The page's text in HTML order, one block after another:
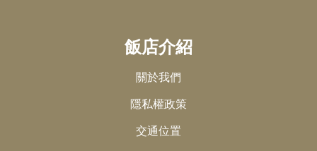
飯店介紹
關於我們
隱私權政策
交通位置